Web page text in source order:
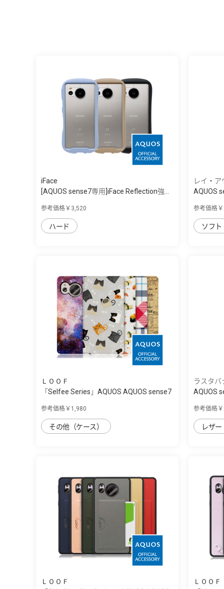
iFace
[AQUOS sense7専用]iFace Reflection強...
参考価格￥3,520
ハード
レイ・ア
AQUOS
参考価格
ソフト
ＬＯＯＦ
「Selfee Series」AQUOS AQUOS sense7
参考価格￥1,980
その他（ケース）
ラスタバ
AQUOS
参考価格
レザー
ＬＯＯＦ
ＬＯＯＦ